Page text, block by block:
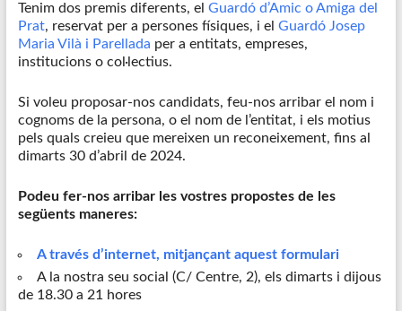
Tenim dos premis diferents, el Guardó d’Amic o Amiga del
Prat, reservat per a persones físiques, i el Guardó Josep
Maria Vilà i Parellada per a entitats, empreses,
institucions o col·lectius.
Si voleu proposar-nos candidats, feu-nos arribar el nom i
cognoms de la persona, o el nom de l’entitat, i els motius
pels quals creieu que mereixen un reconeixement, fins al
dimarts 30 d’abril de 2024.
Podeu fer-nos arribar les vostres propostes de les
següents maneres:
A través d’internet, mitjançant aquest formulari
A la nostra seu social (C/ Centre, 2), els dimarts i dijous
de 18.30 a 21 hores